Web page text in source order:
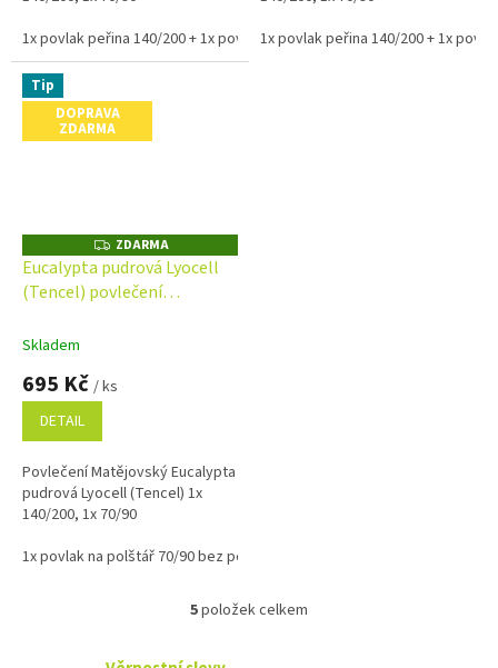
1x povlak peřina 140/200 + 1x povlak na polštář 70/90
1x povlak na
1x povlak peřina 140/200 + 1x
Tip
DOPRAVA
ZDARMA
Z
D
A
R
ZDARMA
Eucalypta pudrová Lyocell
(Tencel) povlečení
Skladem
695 Kč / ks
DETAIL
Povlečení Matějovský Eucalypta
pudrová Lyocell (Tencel) 1x
140/200, 1x 70/90
1x povlak na polštář 70/90 bez peřiny
O
5položek celkem